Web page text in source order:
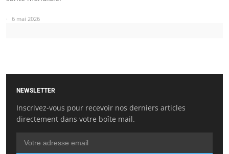
6 mai 2026
NEWSLETTER
Inscrivez-vous pour recevoir nos derniers articles
directement dans votre boîte mail.